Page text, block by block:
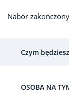
Nabór
Czym
OSOBA NA